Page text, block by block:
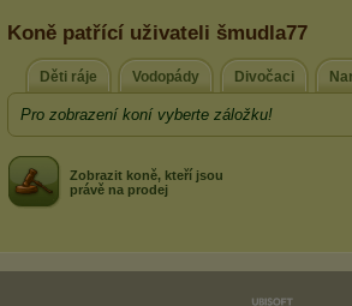
Koně patřící uživateli šmudla77
Děti ráje Vodopády Divočaci
Pro zobrazení koní vyberte záložku!
Zobrazit koně, kteří jsou
právě na prodej